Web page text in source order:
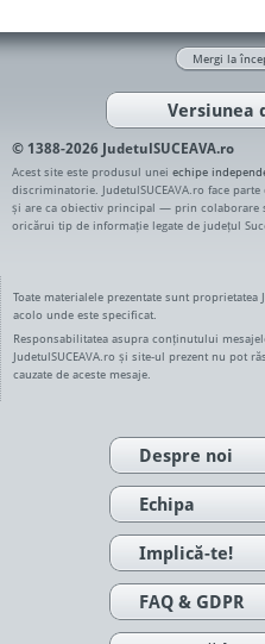
Mergi la
Versiunea
© 1388-2026 JudetulSUCEAVA.ro
Acest site este produsul unei echipe
discriminatorie. JudetulSUCEAVA.ro face parte
și are ca obiectiv principal — prin colaborare
oricărui tip de informație legate de județul
Toate materialele prezentate sunt proprietatea
acolo unde este specificat.
Responsabilitatea asupra conținutului
JudetulSUCEAVA.ro și site-ul prezent nu pot
cauzate de aceste mesaje.
Despre noi
Echipa
Implică-te!
FAQ & GDPR